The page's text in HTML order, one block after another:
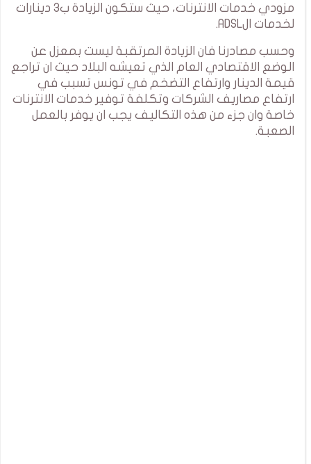
مزودي خدمات الانترنات، حيث ستكون الزيادة ب3 دينارات
لخدمات الADSL.
وحسب مصادرنا فان الزيادة المرتقبة ليست بمعزل عن
الوضع الاقتصادي العام الذي تعيشه البلاد حيث ان تراجع
قيمة الدينار وارتفاع التضخم في تونس تسبب في
ارتفاع مصاريف الشركات وتكلفة توفير خدمات الانترنات
خاصة وان جزء من هذه التكاليف يجب ان يوفر بالعمل
الصعبة.